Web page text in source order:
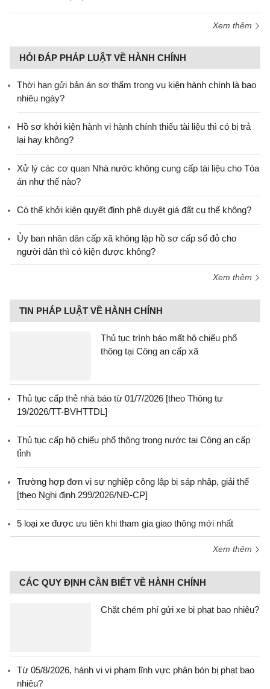
Xem thêm
HỎI ĐÁP PHÁP LUẬT VỀ HÀNH CHÍNH
Thời hạn gửi bản án sơ thẩm trong vụ kiện hành chính là bao
nhiêu ngày?
Hồ sơ khởi kiện hành vi hành chính thiếu tài liệu thì có bị trả
lại hay không?
Xử lý các cơ quan Nhà nước không cung cấp tài liệu cho Tòa
án như thế nào?
Có thể khởi kiện quyết định phê duyệt giá đất cụ thể không?
Ủy ban nhân dân cấp xã không lập hồ sơ cấp sổ đỏ cho
người dân thì có kiện được không?
Xem thêm
TIN PHÁP LUẬT VỀ HÀNH CHÍNH
Thủ tục trình báo mất hộ chiếu phổ
thông tại Công an cấp xã
Thủ tục cấp thẻ nhà báo từ 01/7/2026 [theo Thông tư
19/2026/TT-BVHTTDL]
Thủ tục cấp hộ chiếu phổ thông trong nước tại Công an cấp
tỉnh
Trường hợp đơn vị sự nghiệp công lập bị sáp nhập, giải thể
[theo Nghị định 299/2026/NĐ-CP]
5 loại xe được ưu tiên khi tham gia giao thông mới nhất
Xem thêm
CÁC QUY ĐỊNH CẦN BIẾT VỀ HÀNH CHÍNH
Chặt chém phí gửi xe bị phạt bao nhiêu?
Từ 05/8/2026, hành vi vi phạm lĩnh vực phân bón bị phạt bao
nhiêu?